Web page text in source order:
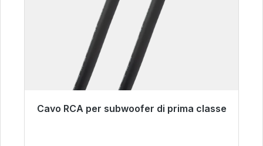
Cavo RCA per subwoofer di prima classe
Pronto per la spedizione immediata, tempo di